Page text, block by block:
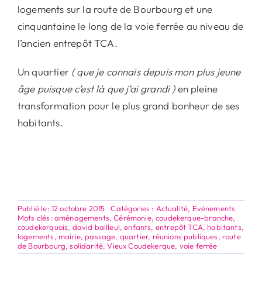
logements sur la route de Bourbourg et une
cinquantaine le long de la voie ferrée au niveau de
l’ancien entrepôt TCA.
Un quartier ( que je connais depuis mon plus jeune
âge puisque c’est là que j’ai grandi )en pleine
transformation pour le plus grand bonheur de ses
habitants.
Publié le: 12 octobre 2015 Catégories : Actualité, Evénements
Mots clés: aménagements,Cérémonie,coudekerque-branche,
coudekerquois, david bailleul,enfants, entrepôt TCA, habitants,
logements, mairie, passage, quartier, réunions publiques, route
de Bourbourg,solidarité,Vieux Coudekerque, voie ferrée